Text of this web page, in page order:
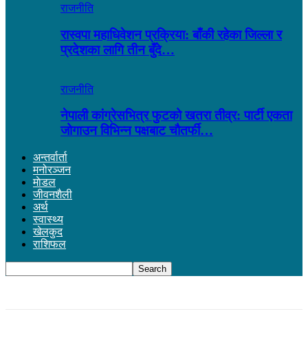
राजनीति
रास्वपा महाधिवेशन प्रक्रिया: बाँकी रहेका जिल्ला र
प्रदेशका लागि तीन बुँदे…
राजनीति
नेपाली कांग्रेसभित्र फुटको खतरा तीव्र: पार्टी एकता
जोगाउन विभिन्न पक्षबाट चौतर्फी…
अन्तर्वार्ता
मनोरञ्जन
माेडल
जीवनशैली
अर्थ
स्वास्थ्य
खेलकुद
राशिफल